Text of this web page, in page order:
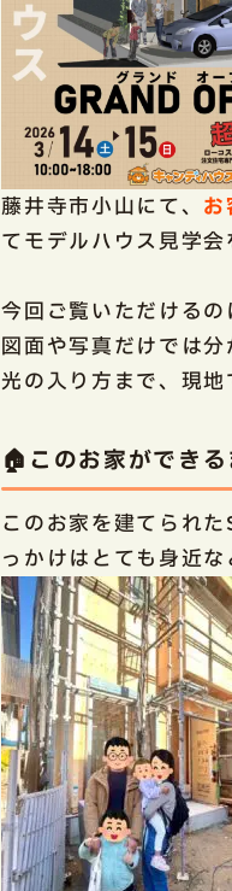
藤井寺市小山にて、 お
てモデルハウス見学会
今回ご覧いただけるの
図面や写真だけでは分
光の入り方まで、現地
🏠このお家ができ
このお家を建てられ
っかけはとても身近な